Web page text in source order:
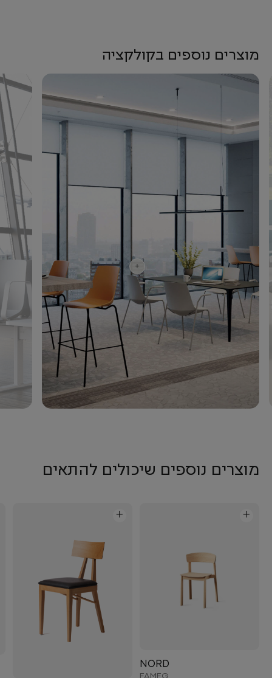
מוצרים נוספים בקולקציה
+
מוצרים נוספים שיכולים להתאים
+
NORD
+